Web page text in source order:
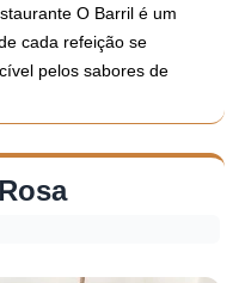
O Barril é um
cada refeição se
pelos sabores de